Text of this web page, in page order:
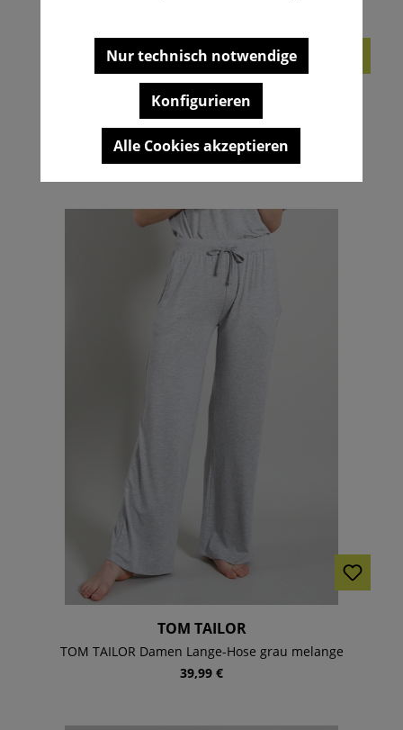
TOM TAILOR
34,99 €
TOM TAILOR
TOM TAILOR Damen Lange-Hose grau melange
39,99 €
Nur technisch notwendige
Konfigurieren
Alle Cookies akzeptieren